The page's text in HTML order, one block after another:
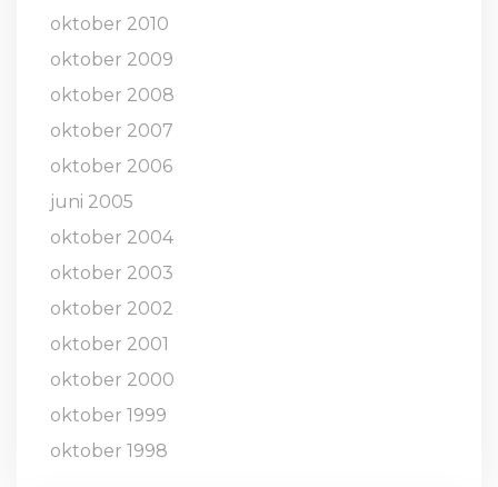
oktober 2010
oktober 2009
oktober 2008
oktober 2007
oktober 2006
juni 2005
oktober 2004
oktober 2003
oktober 2002
oktober 2001
oktober 2000
oktober 1999
oktober 1998